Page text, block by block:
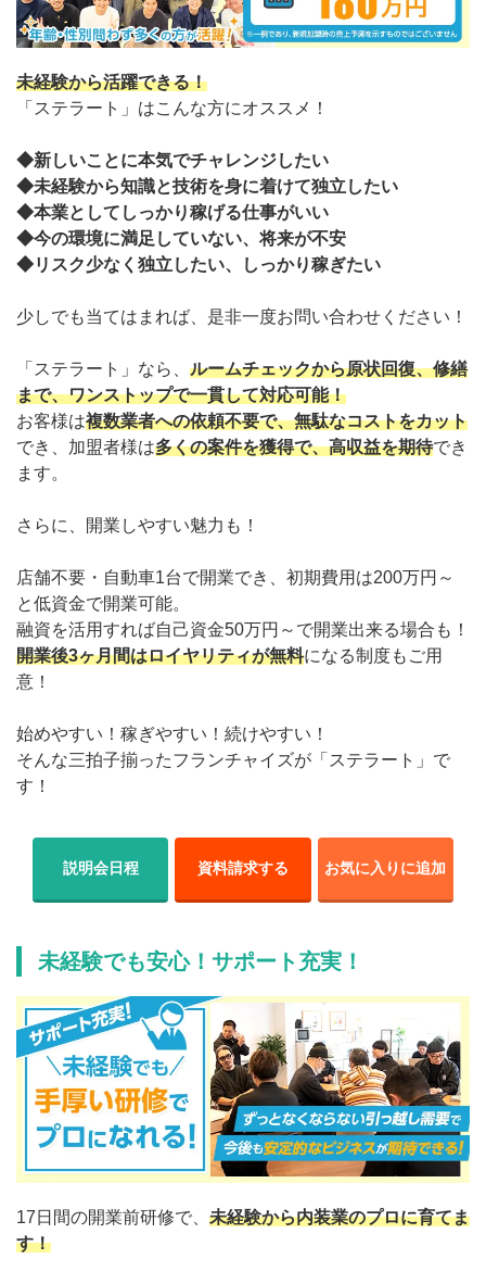
未経験から活躍できる！
「ステラート」はこんな方にオススメ！
◆新しいことに本気でチャレンジしたい
◆未経験から知識と技術を身に着けて独立したい
◆本業としてしっかり稼げる仕事がいい
◆今の環境に満足していない、将来が不安
◆リスク少なく独立したい、しっかり稼ぎたい
少しでも当てはまれば、是非一度お問い合わせください！
「ステラート」なら、 ルームチェックから原状回復、修繕
まで、ワンストップで一貫して対応可能！
お客様は複数業者への依頼不要で、無駄なコストをカット
でき、加盟者様は多くの案件を獲得で、高収益を期待でき
ます。
さらに、開業しやすい魅力も！
店舗不要・自動車1台で開業でき、初期費用は200万円～
と低資金で開業可能。
融資を活用すれば自己資金50万円～で開業出来る場合も！
開業後3ヶ月間はロイヤリティが無料になる制度もご用
意！
始めやすい！稼ぎやすい！続けやすい！
そんな三拍子揃ったフランチャイズが「ステラート」で
す！
説明会日程 資料請求する お気に入りに追加
未経験でも安心！サポート充実！
17日間の開業前研修で、 未経験から内装業のプロに育てま
す！